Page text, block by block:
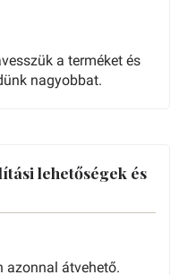
a terméket és
nagyobbat.
lehetőségek és
azonnal átvehető.